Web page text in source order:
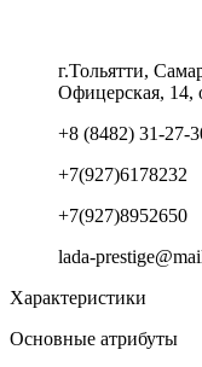
г.Тольятти,
Офицерская, 14,
+8 (8482) 31-27-
+7(927)6178232
+7(927)8952650
lada-
Характеристики
Основные атрибуты